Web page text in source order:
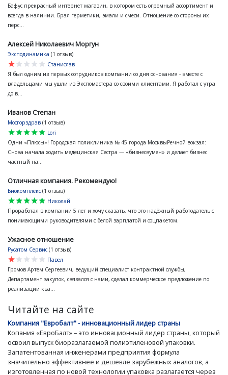
Бафус прекрасный интернет магазин, в котором есть огромный ассортимент и
всегда в наличии. Брал герметики, эмали и смеси. Отношение со стороны их
перс...
Алексей Николаевич Моргун
Эксподинамика (1 отзыв)
star
star
star
star
star
Станислав
Я был одним из первых сотрудников компании со дня основания - вместе с
владельцами мы ушли из Экспомастера со своими клиентами. Я работал с утра
до в...
Иванов Степан
Мосгорздрав (1 отзыв)
star
star
star
star
star
Lori
Одни «Плюсы»! Городская поликлиника № 45 города МосквыРечной вокзал:
Снова начала ходить медецинская Сестра — «бизнесвумен» и делает бизнес
частный на...
Отличная компания. Рекомендую!
Биокомплекс (1 отзыв)
star
star
star
star
star
Николай
Проработал в компании 5 лет и хочу сказать, что это надёжный работодатель с
понимающими руководителями с белой зарплатой и соцпакетом.
Ужасное отношение
Русатом Сервис (1 отзыв)
star
star
star
star
star
Павел
Громов Артем Сергеевич, ведущий специалист контрактной службы,
Департамент закупок, связался с нами, сделал коммерческое предложение по
реализации ква...
Читайте на сайте
Компания "Евробалт" - инновационный лидер страны
Копания «ЕвроБалт» – это инновационный лидер страны, который
освоил выпуск биоразлагаемой полиэтиленовой упаковки.
Запатентованная инженерами предприятия формула
значительно эффективнее и дешевле зарубежных аналогов, а
изготовленная по новой технологии упаковка разлагается через